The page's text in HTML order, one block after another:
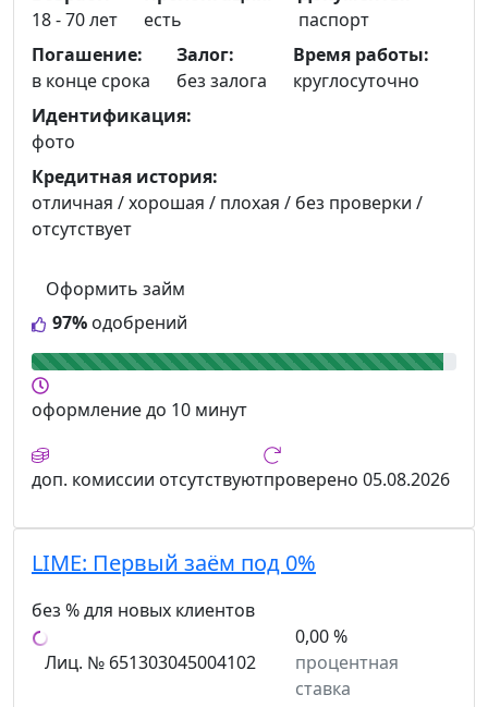
97% одобрений
Оформить займ
18 - 70 лет
есть
паспорт
Погашение:
в конце срока
Залог:
без залога
Время работы:
круглосуточно
Идентификация:
фото
Кредитная история:
отличная / хорошая / плохая / без проверки /
отсутствует
оформлениедо 10 минут
доп. комиссии отсутствуютпроверено 05.08.2026
LIME: Первый заём под 0%
без % для новых клиентов
Лиц. № 651303045004102
0,00 %
процентная
ставка